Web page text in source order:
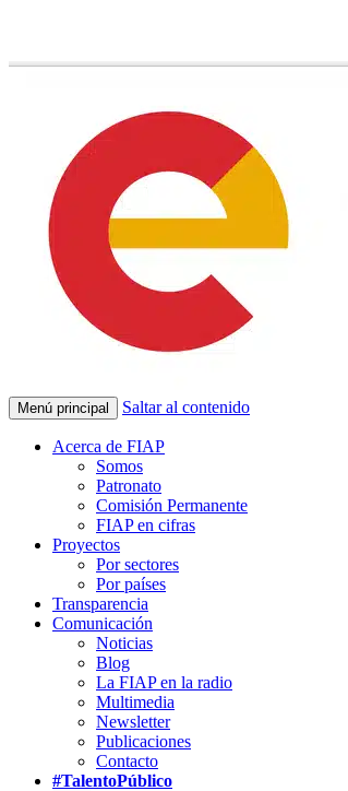
Menú principal Saltar al contenido
Acerca de FIAP
Somos
Patronato
Comisión Permanente
FIAP en cifras
Proyectos
Por sectores
Por países
Transparencia
Comunicación
Noticias
Blog
La FIAP en la radio
Multimedia
Newsletter
Publicaciones
Contacto
#TalentoPúblico